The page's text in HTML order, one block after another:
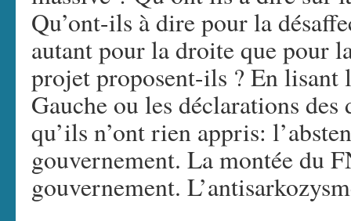
Qu’ont-ils à dire pour la
autant pour la droite que pour
projet proposent-ils ? En
Gauche ou les déclarations
qu’ils n’ont rien appris:
gouvernement. La montée du
gouvernement.